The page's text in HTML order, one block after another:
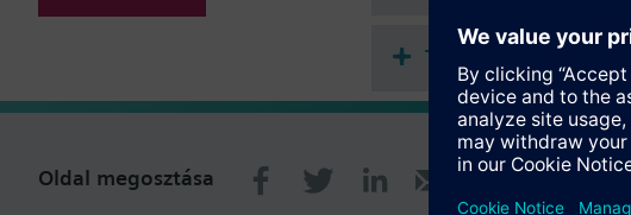
Technikai
Oldal megosztása